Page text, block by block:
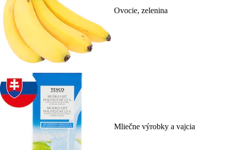
Ovocie, zelenina
Mliečne výrobky a vajcia